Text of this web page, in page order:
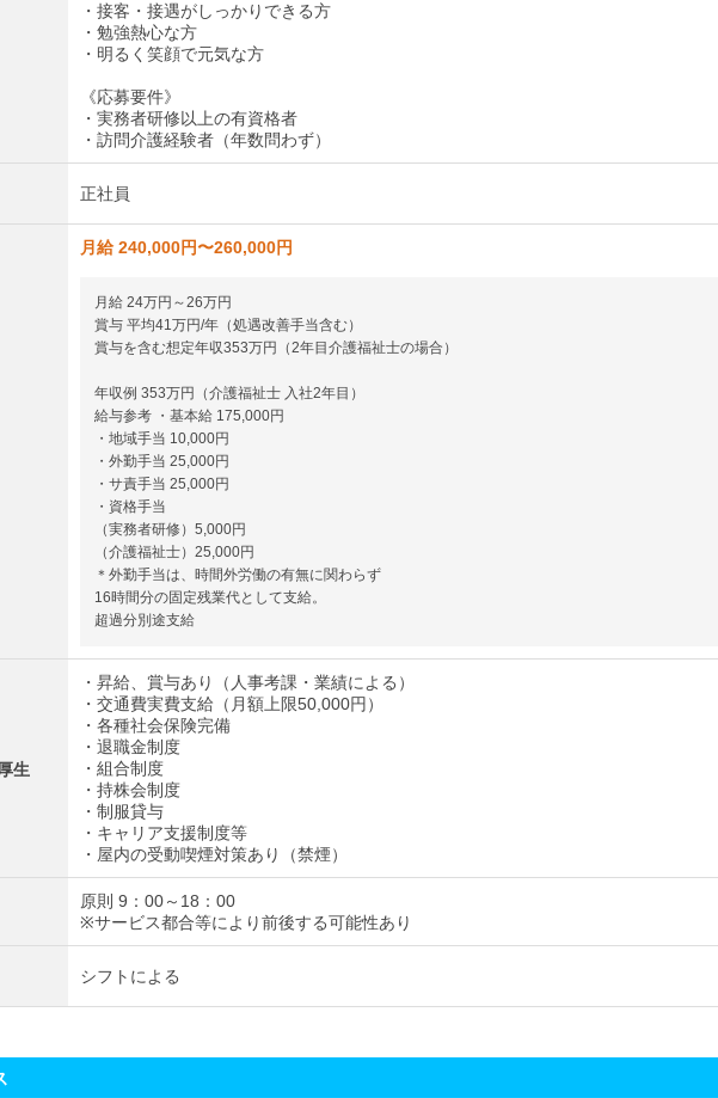
・接客・接遇がしっかりできる方
・勉強熱心な方
・明るく笑顔で元気な方
《応募要件》
・実務者研修以上の有資格者
・訪問介護経験者（年数問わず）
正社員
月給 240,000円〜260,000円
月給 24万円～26万円
賞与 平均41万円/年（処遇改善手当含む）
賞与を含む想定年収353万円（2年目介護福祉士の場合）
年収例 353万円（介護福祉士 入社2年目）
給与参考 ・基本給 175,000円
・地域手当 10,000円
・外勤手当 25,000円
・サ責手当 25,000円
・資格手当
（実務者研修）5,000円
（介護福祉士）25,000円
＊外勤手当は、時間外労働の有無に関わらず
16時間分の固定残業代として支給。
超過分別途支給
生
・昇給、賞与あり（人事考課・業績による）
・交通費実費支給（月額上限50,000円）
・各種社会保険完備
・退職金制度
・組合制度
・持株会制度
・制服貸与
・キャリア支援制度等
・屋内の受動喫煙対策あり（禁煙）
原則 9：00～18：00
※サービス都合等により前後する可能性あり
シフトによる